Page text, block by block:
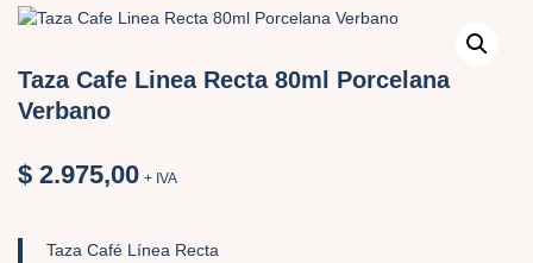
Taza Cafe Linea Recta 80ml Porcelana
Verbano
$ 2.975,00 + IVA
Taza Café Línea Recta